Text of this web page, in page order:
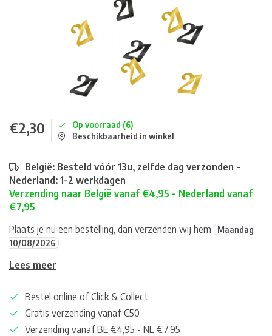
€2,30
Op voorraad (6)
Beschikbaarheid in winkel
België: Besteld vóór 13u, zelfde dag verzonden -
Nederland: 1-2 werkdagen
Verzending naar België vanaf €4,95 - Nederland vanaf
€7,95
Plaats je nu een bestelling, dan verzenden wij hem
Maandag
10/08/2026
Lees meer
Bestel online of Click & Collect
Gratis verzending vanaf €50
Verzending vanaf BE €4,95 - NL €7,95